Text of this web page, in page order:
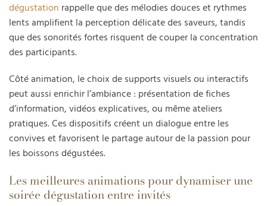
dégustation rappelle que des mélodies douces et rythmes
lents amplifient la perception délicate des saveurs, tandis
que des sonorités fortes risquent de couper la concentration
des participants.
Côté animation, le choix de supports visuels ou interactifs
peut aussi enrichir l’ambiance : présentation de fiches
d’information, vidéos explicatives, ou même ateliers
pratiques. Ces dispositifs créent un dialogue entre les
convives et favorisent le partage autour de la passion pour
les boissons dégustées.
Les meilleures animations pour dynamiser une
soirée dégustation entre invités